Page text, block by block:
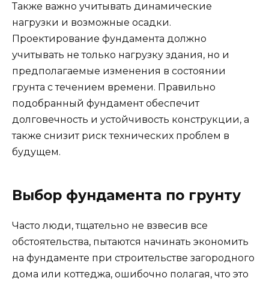
Также важно учитывать динамические
нагрузки и возможные осадки.
Проектирование фундамента должно
учитывать не только нагрузку здания, но и
предполагаемые изменения в состоянии
грунта с течением времени. Правильно
подобранный фундамент обеспечит
долговечность и устойчивость конструкции, а
также снизит риск технических проблем в
будущем.
Выбор фундамента по грунту
Часто люди, тщательно не взвесив все
обстоятельства, пытаются начинать экономить
на фундаменте при строительстве загородного
дома или коттеджа, ошибочно полагая, что это